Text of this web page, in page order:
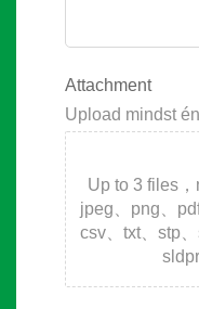
Attachment
Upload mindst
Up to 3 files，
jpeg、png、
csv、txt、stp